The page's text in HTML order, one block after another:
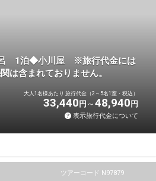
1泊◆小川屋 ※旅行代金には
は含まれておりません。
大人1名様あたり 旅行代金（2～5名1室・税込）
33,440 円 48,940 円
表示旅行代金について
ツアーコード N97879